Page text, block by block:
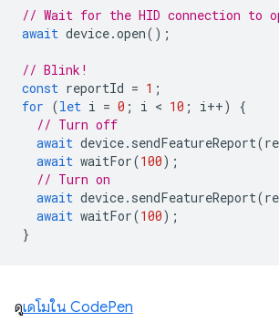
// Wait for the HID connection to
await device.open();
// Blink!
const reportId = 1 ;
for (let i = 0 ; i < 10 ; i++)
{
// Turn off
await device. sendFeatureReport(
await waitFor(100);
// Turn on
await device. sendFeatureReport(
await waitFor(100);
}
ดูเดโมใน CodePen